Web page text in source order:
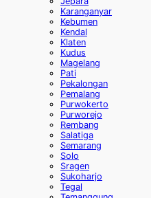
Karanganyar
Kebumen
Kendal
Klaten
Kudus
Magelang
Pati
Pekalongan
Pemalang
Purwokerto
Purworejo
Rembang
Salatiga
Semarang
Solo
Sragen
Sukoharjo
Tegal